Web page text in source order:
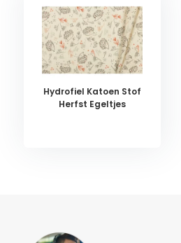
Hydrofiel Katoen Stof
Herfst Egeltjes